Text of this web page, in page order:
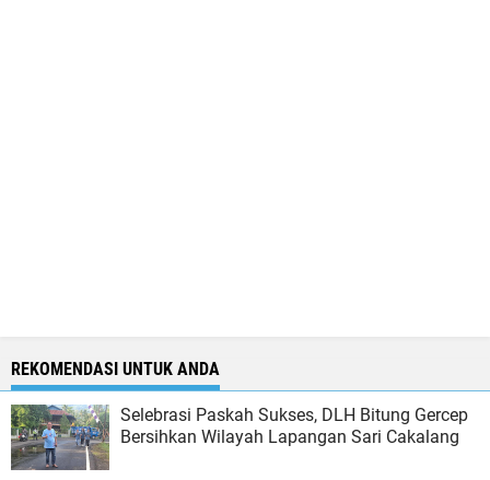
REKOMENDASI UNTUK ANDA
Selebrasi Paskah Sukses, DLH Bitung Gercep
Bersihkan Wilayah Lapangan Sari Cakalang